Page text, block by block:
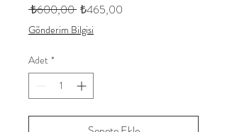
₺600,00 Normal
Fiyat
₺465,00
Gönderim Bilgisi
Adet *